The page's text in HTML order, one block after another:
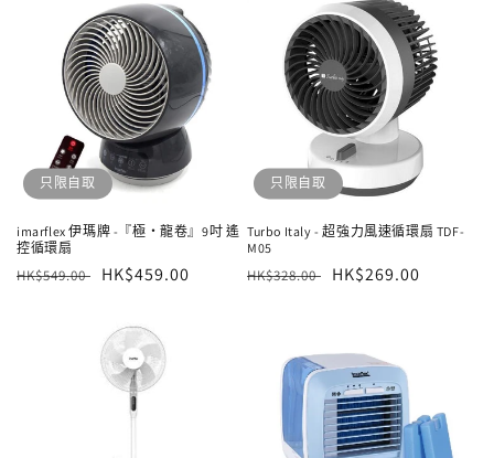
只限自取
imarflex 伊瑪牌 -『極‧龍卷』9吋 遙
控循環扇
定
HK$549.00
售
HK$459.00
只限自取
Turbo Italy - 超強力風速循環扇 TDF-
M05
定
HK$328.00
售
HK$269.00